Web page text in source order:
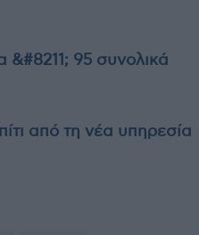
&#8211; 95 συνολικά
από τη νέα υπηρεσία